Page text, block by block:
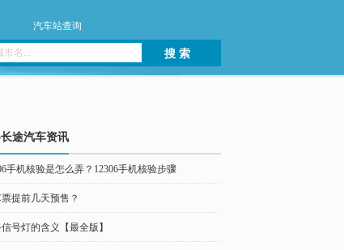
汽车站查询
搜 索
途汽车资讯
手机核验是怎么弄？12306手机核验步骤
提前几天预售？
号灯的含义【最全版】